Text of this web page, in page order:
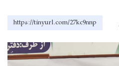
https://tinyurl.com/27kc9nnp